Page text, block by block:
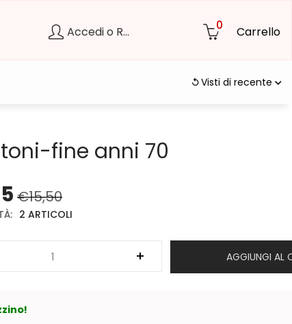
Accedi o Registrati 0 Carrello
Visti di recente
fine anni 70
€15,50
2 ARTICOLI
AGGIUNGI AL